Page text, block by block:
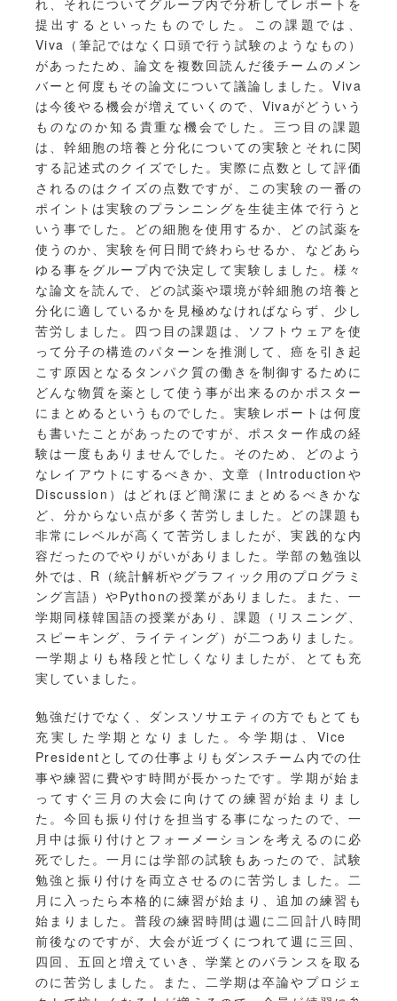
れ、それについてグループ内で分析してレポートを
提出するといったものでした。この課題では、
Viva（筆記ではなく口頭で行う試験のようなもの）
があったため、論文を複数回読んだ後チームのメン
バーと何度もその論文について議論しました。Viva
は今後やる機会が増えていくので、Vivaがどういう
ものなのか知る貴重な機会でした。三つ目の課題
は、幹細胞の培養と分化についての実験とそれに関
する記述式のクイズでした。実際に点数として評価
されるのはクイズの点数ですが、この実験の一番の
ポイントは実験のプランニングを生徒主体で行うと
いう事でした。どの細胞を使用するか、どの試薬を
使うのか、実験を何日間で終わらせるか、などあら
ゆる事をグループ内で決定して実験しました。様々
な論文を読んで、どの試薬や環境が幹細胞の培養と
分化に適しているかを見極めなければならず、少し
苦労しました。四つ目の課題は、ソフトウェアを使
って分子の構造のパターンを推測して、癌を引き起
こす原因となるタンパク質の働きを制御するために
どんな物質を薬として使う事が出来るのかポスター
にまとめるというものでした。実験レポートは何度
も書いたことがあったのですが、ポスター作成の経
験は一度もありませんでした。そのため、どのよう
なレイアウトにするべきか、文章（Introductionや
Discussion）はどれほど簡潔にまとめるべきかな
ど、分からない点が多く苦労しました。どの課題も
非常にレベルが高くて苦労しましたが、実践的な内
容だったのでやりがいがありました。学部の勉強以
外では、R（統計解析やグラフィック用のプログラミ
ング言語）やPythonの授業がありました。また、一
学期同様韓国語の授業があり、課題（リスニング、
スピーキング、ライティング）が二つありました。
一学期よりも格段と忙しくなりましたが、とても充
実していました。
勉強だけでなく、ダンスソサエティの方でもとても
充実した学期となりました。今学期は、Vice
Presidentとしての仕事よりもダンスチーム内での仕
事や練習に費やす時間が長かったです。学期が始ま
ってすぐ三月の大会に向けての練習が始まりまし
た。今回も振り付けを担当する事になったので、一
月中は振り付けとフォーメーションを考えるのに必
死でした。一月には学部の試験もあったので、試験
勉強と振り付けを両立させるのに苦労しました。二
月に入ったら本格的に練習が始まり、追加の練習も
始まりました。普段の練習時間は週に二回計八時間
前後なのですが、大会が近づくにつれて週に三回、
四回、五回と増えていき、学業とのバランスを取る
のに苦労しました。また、二学期は卒論やプロジェ